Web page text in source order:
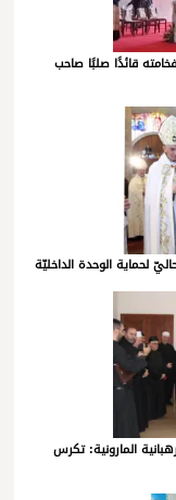
قائدًا صلبًا صاحب
المارونية: تكرس